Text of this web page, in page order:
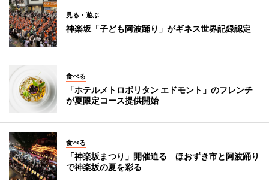
見る・遊ぶ
神楽坂「子ども阿波踊り」がギネス世界記録認定
食べる
「ホテルメトロポリタン エドモント」のフレンチ
が夏限定コース提供開始
食べる
「神楽坂まつり」開催迫る ほおずき市と阿波踊り
で神楽坂の夏を彩る